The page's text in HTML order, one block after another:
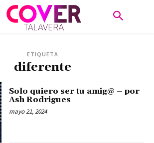
ETIQUETA
diferente
Solo quiero ser tu amig@ – por
Ash Rodrigues
mayo 21, 2024